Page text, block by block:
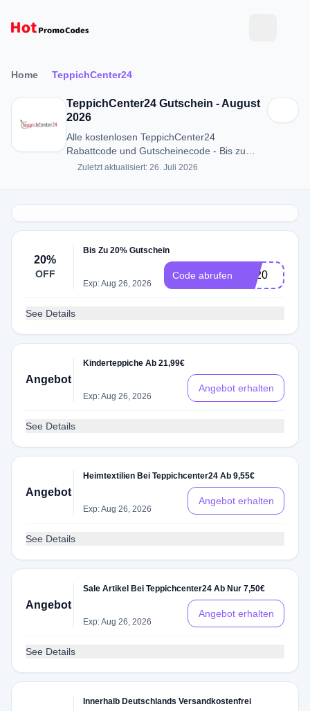
Home TeppichCenter24
TeppichCenter24 Gutschein - August
2026
Alle kostenlosen TeppichCenter24
Rabattcode und Gutscheinecode - Bis zu
20% RABATT in August 2026
Zuletzt aktualisiert: 26. Juli 2026
20%
OFF
Bis Zu 20% Gutschein
Exp: Aug 26, 2026
Code abrufen TS20
See Details
Angebot
Kinderteppiche Ab 21,99€
Exp: Aug 26, 2026
Angebot erhalten
See Details
Angebot
Heimtextilien Bei Teppichcenter24 Ab 9,55€
Exp: Aug 26, 2026
Angebot erhalten
See Details
Angebot
Sale Artikel Bei Teppichcenter24 Ab Nur 7,50€
Exp: Aug 26, 2026
Angebot erhalten
See Details
Innerhalb Deutschlands Versandkostenfrei